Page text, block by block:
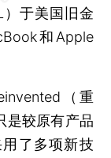
）于美国旧金
和Apple
（重
是较原有产品
了多项新技